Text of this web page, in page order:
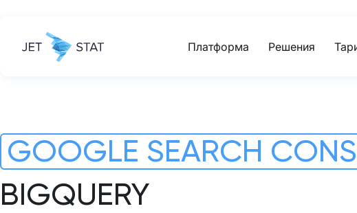
Платформа Решения
GOOGLE SEARCH
BIGQUERY